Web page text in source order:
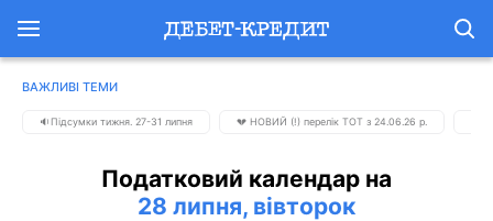
ВАЖЛИВІ ТЕМИ
🔉Підсумки тижня. 27-31 липня 💔 НОВИЙ (!) перелік ТОТ з 24.06.26 р.
Податковий календар на
28 липня, вівторок